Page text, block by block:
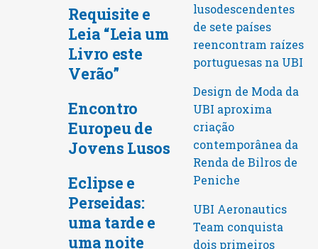
Requisite e
Leia “Leia um
Livro este
Verão”
Encontro
Europeu de
Jovens Lusos
Eclipse e
Perseidas:
uma tarde e
uma noite
lusodescendentes
de sete países
reencontram raízes
portuguesas na UBI
Design de Moda da
UBI aproxima
criação
contemporânea da
Renda de Bilros de
Peniche
UBI Aeronautics
Team conquista
dois primeiros